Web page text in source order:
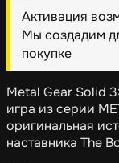
Активация
Мы создадим
покупке
Metal Gear Solid
игра из серии
оригинальная
наставника The